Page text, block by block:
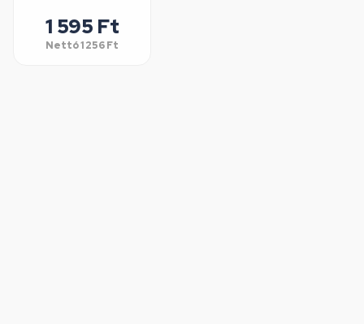
1 595 Ft
Nettó1 256 Ft